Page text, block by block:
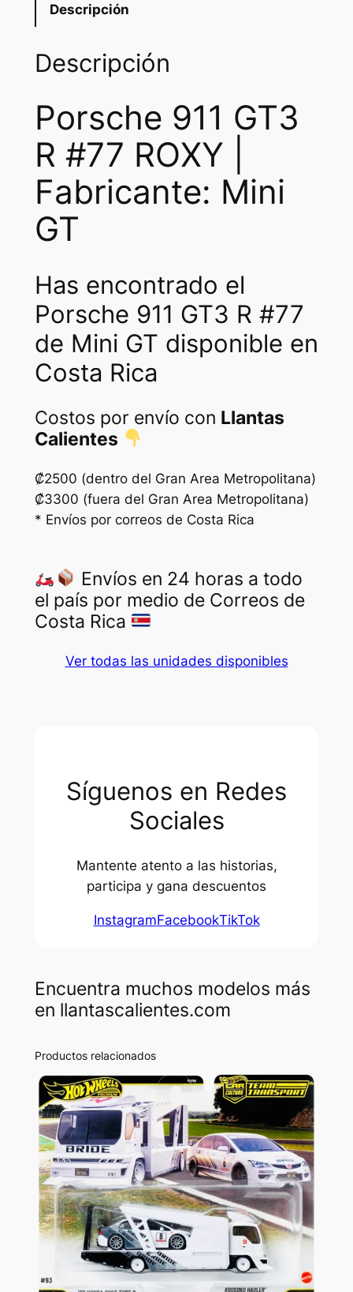
Descripción
Descripción
Porsche 911 GT3
R #77 ROXY |
Fabricante: Mini
GT
Has encontrado el
Porsche 911 GT3 R #77
de Mini GT disponible en
Costa Rica
Costos por envío con Llantas
Calientes
₡2500 (dentro del Gran Area Metropolitana)
₡3300 (fuera del Gran Area Metropolitana)
* Envíos por correos de Costa Rica
Envíos en 24 horas a todo
el país por medio de Correos de
Costa Rica
Ver todas las unidades disponibles
Síguenos en Redes
Sociales
Mantente atento a las historias,
participa y gana descuentos
InstagramFacebookTikTok
Encuentra muchos modelos más
en llantascalientes.com
Productos relacionados